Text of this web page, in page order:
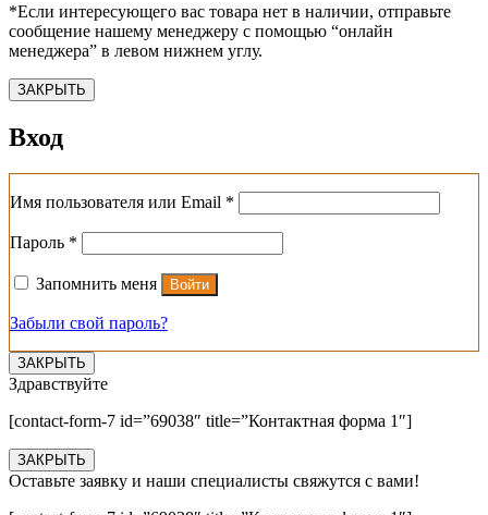
*Если интересующего вас товара нет в наличии, отправьте
сообщение нашему менеджеру с помощью “онлайн
менеджера” в левом нижнем углу.
ЗАКРЫТЬ
Вход
Имя пользователя или Email *
Пароль *
Запомнить меня Войти
Забыли свой пароль?
ЗАКРЫТЬ
Здравствуйте
[contact-form-7 id=”69038″ title=”Контактная форма 1″]
ЗАКРЫТЬ
Оставьте заявку и наши специалисты свяжутся с вами!